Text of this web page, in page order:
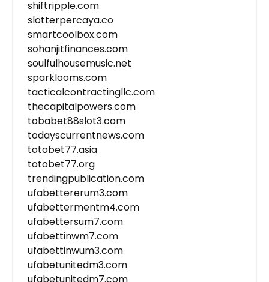
shiftripple.com
slotterpercaya.co
smartcoolbox.com
sohanjitfinances.com
soulfulhousemusic.net
sparklooms.com
tacticalcontractingllc.com
thecapitalpowers.com
tobabet88slot3.com
todayscurrentnews.com
totobet77.asia
totobet77.org
trendingpublication.com
ufabettererum3.com
ufabettermentm4.com
ufabettersum7.com
ufabettinwm7.com
ufabettinwum3.com
ufabetunitedm3.com